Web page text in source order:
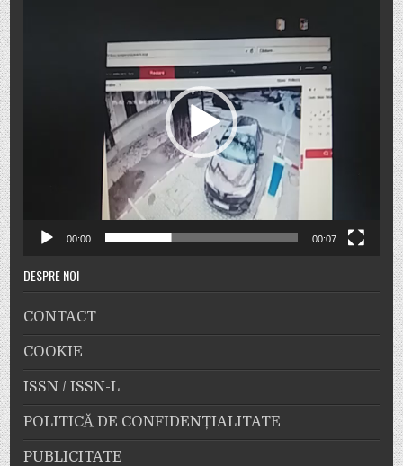
00:00 00:07
DESPRE NOI
CONTACT
COOKIE
ISSN / ISSN-L
POLITICĂ DE CONFIDENȚIALITATE
PUBLICITATE